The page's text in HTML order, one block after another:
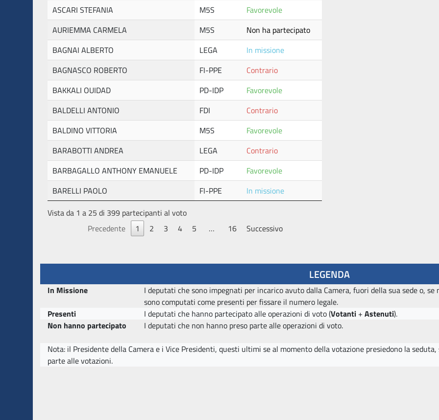
ASCARI STEFANIA
M5S
Favorevole
AURIEMMA CARMELA
M5S
Non ha partecipato
BAGNAI ALBERTO
LEGA
In missione
BAGNASCO ROBERTO
FI-PPE
Contrario
BAKKALI OUIDAD
PD-IDP
Favorevole
BALDELLI ANTONIO
FDI
Contrario
BALDINO VITTORIA
M5S
Favorevole
BARABOTTI ANDREA
LEGA
Contrario
BARBAGALLO ANTHONY EMANUELE
PD-IDP
Favorevole
BARELLI PAOLO
FI-PPE
In missione
Vista da 1 a 25 di 399 partecipanti al voto
Precedente
1 2 3 4 5 … 16 Successivo
LEGENDA
In Missione
I deputati che sono impegnati per incarico avuto dalla Camera, fuori della sua sede o,
sono computati come presenti per fissare il numero legale.
Presenti
I deputati che hanno partecipato alle operazioni di voto (Votanti+ Astenuti).
Non hanno partecipato
I deputati che non hanno preso parte alle operazioni di voto.
Nota: il Presidente della Camera e i Vice Presidenti, questi ultimi se al momento della votazione presiedono la
parte alle votazioni.